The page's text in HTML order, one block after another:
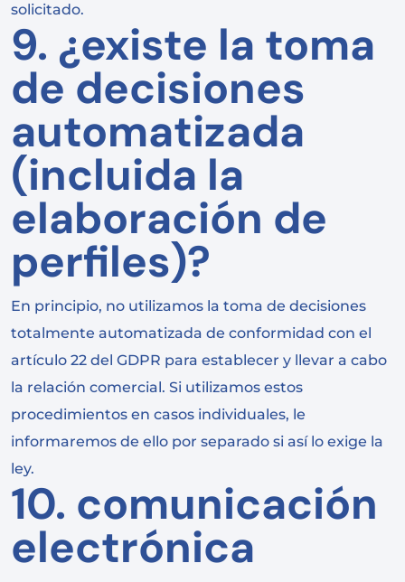
solicitado.
9. ¿existe la toma
de decisiones
automatizada
(incluida la
elaboración de
perfiles)?
En principio, no utilizamos la toma de decisiones
totalmente automatizada de conformidad con el
artículo 22 del GDPR para establecer y llevar a cabo
la relación comercial. Si utilizamos estos
procedimientos en casos individuales, le
informaremos de ello por separado si así lo exige la
ley.
10. comunicación
electrónica